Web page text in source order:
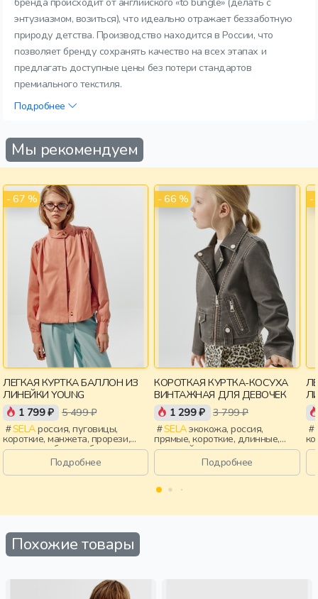
энтузиазмом, возиться), что идеально отражает беззаботную
природу детства. Производство находится в России, что
позволяет бренду сохранять качество на всех этапах и
предлагать доступные цены без потери стандартов
премиального текстиля.
Подробнее
Мы рекомендуем
- 67 %
ЛЕГКАЯ КУРТКА БАЛЛОН ИЗ
ЛИНЕЙКИ YOUNG
1 799 ₽ 5 499 ₽
SELAроссия, пуговицы,
короткие, манжета, прорези,
воротник, сборки, объемные,
воротник-стойка, девочки,
старшеклассники, дети
Подробнее
- 66 %
КОРОТКАЯ КУРТКА-КОСУХА
ВИНТАЖНАЯ ДЛЯ ДЕВОЧЕК
1 299 ₽ 3 799 ₽
SELAэкокожа, россия,
прямые, короткие, длинные,
длинный рукав, молния,
застежка, кнопки, клапан,
прорези, карман, девочки, дети
Подробнее
-
Похожие товары